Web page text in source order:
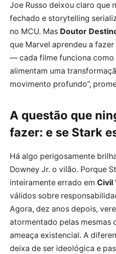
Joe Russo deixou claro que
fechado e storytelling
no MCU. Mas Doutor
que Marvel aprendeu a
— cada filme funciona como
alimentam uma
movimento profundo”,
A questão que
fazer: e se Stark
Há algo perigosamente
Downey Jr. o vilão. Porque
inteiramente errado em Civil
válidos sobre
Agora, dez anos depois,
atormentado pelas mesmas
ameaça existencial. A
deixa de ser ideológica e